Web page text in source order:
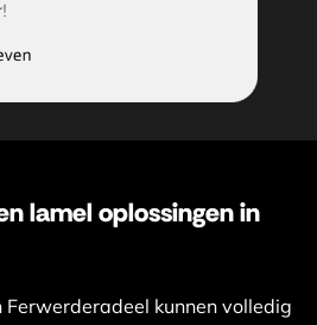
lamel oplossingen in
kunnen volledig